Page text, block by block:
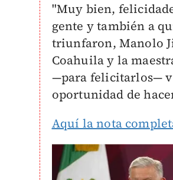
"Muy bien,
gente y también a
triunfaron, Manolo
Coahuila y la
—para felicitarlos—
oportunidad de
Aquí la nota